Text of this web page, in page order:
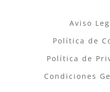
Aviso
Política de
Política de
Condiciones